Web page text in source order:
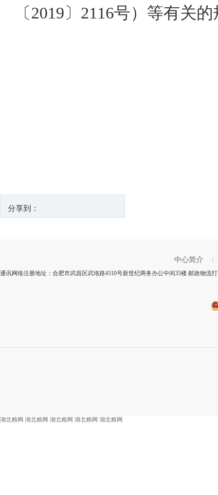
〔2019〕2116号）等有关
分享到：
中心简介
通讯网络注册地址：合肥市武昌区武珞路4510号新世纪商务办公中间35楼 邮政物流
湖北粮网 湖北粮网 湖北粮网 湖北粮网 湖北粮网